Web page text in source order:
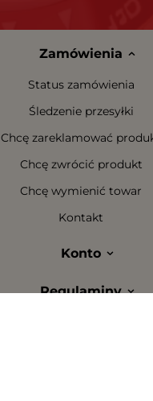
Zamówienia
Status zamówienia
Śledzenie przesyłki
Chcę zareklamować
Chcę zwrócić produkt
Chcę wymienić towar
Kontakt
Konto
Regulaminy